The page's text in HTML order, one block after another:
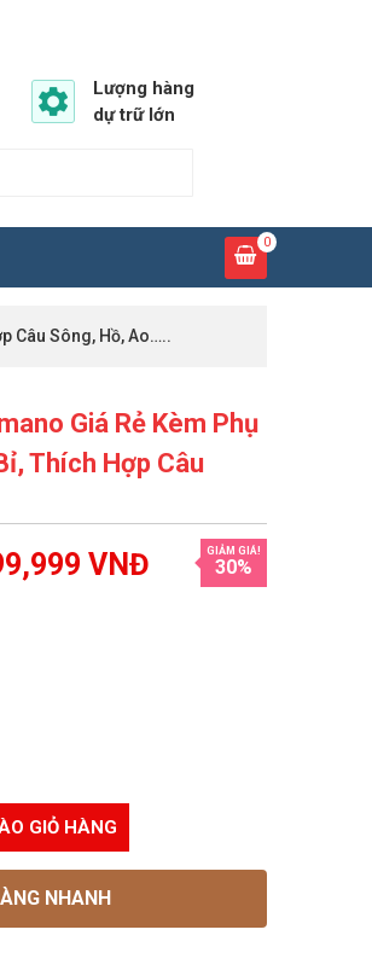
Lượng hàng
dự trữ lớn
0
Câu Sông, Hồ, Ao…..
Giá Rẻ Kèm Phụ
Thích Hợp Câu
VNĐ GIẢM GIÁ!
30%
GIỎ HÀNG
NHANH